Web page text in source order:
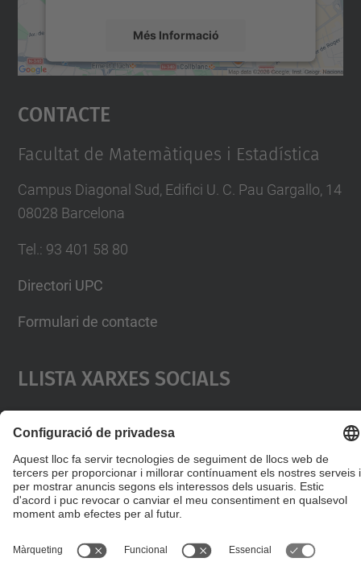
Més Informació
Accepta
powered by
Contacte
Facultat de Matemàtiques i Estadística
Campus Diagonal Sud, Edifici U. C. Pau Gargallo, 14
08028 Barcelona
Tel. : 93 401 58 80
Directori UPC
Formulari de contacte
Llista Xarxes Socials
© UPCFacultat de Matemàtiques i Estadí­stica.
Desenvolupat amb